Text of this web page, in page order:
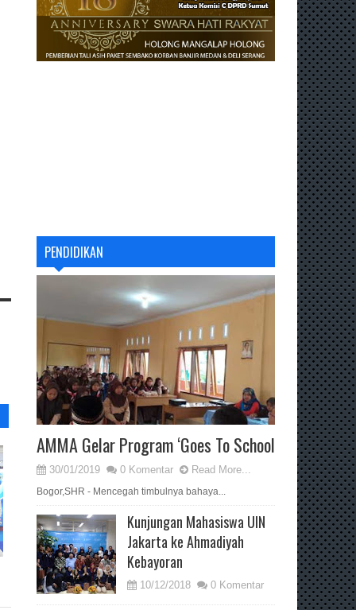
PENDIDIKAN
AMMA Gelar Program ‘Goes To School
30/01/2019 0 Komentar Read More...
Bogor,SHR - Mencegah timbulnya bahaya...
Kunjungan Mahasiswa UIN
Jakarta ke Ahmadiyah
Kebayoran
10/12/2018 0 Komentar